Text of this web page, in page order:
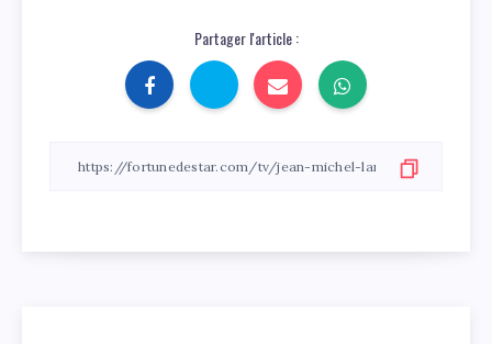
Partager l'article :